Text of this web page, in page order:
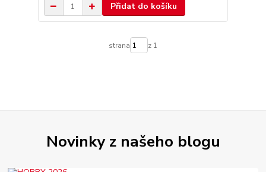
Přidat do košíku
strana z 1
Novinky z našeho blogu